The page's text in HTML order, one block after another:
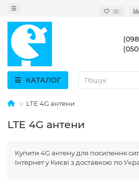
0
КАТАЛОГ
LTE 4G антени
LTE 4G антени
Купити 4G антену для посилення
Інтернет у Києві з доставкою по